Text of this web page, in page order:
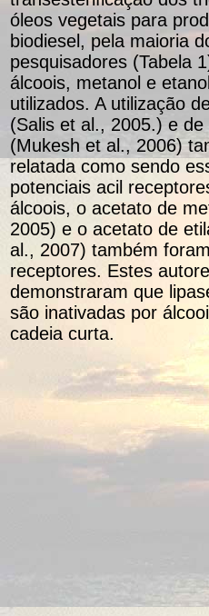
óleos vegetais para
biodiesel, pela maioria
pesquisadores (Tabela
álcoois, metanol e
utilizados. A utilização
(Salis et al., 2005.) e de
(Mukesh et al., 2006)
relatada como sendo
potenciais acil
álcoois, o acetato de
2005) e o acetato de
al., 2007) também
receptores. Estes
demonstraram que
são inativadas por
cadeia curta.